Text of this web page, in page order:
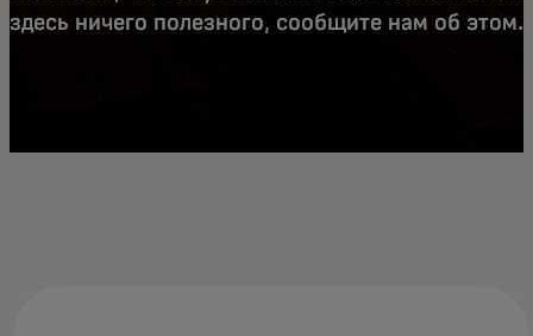
здесь ничего полезного, сообщите нам об этом.